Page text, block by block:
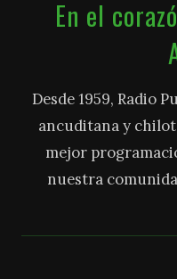
En el
Desde 1959, Radio
ancuditana y
mejor
nuestra